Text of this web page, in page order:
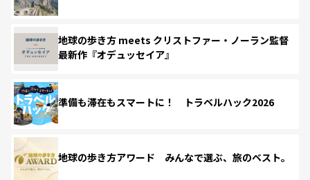
地球の歩き方 meets クリストファー・ノーラン監督
最新作『オデュッセイア』
準備も滞在もスマートに！ トラベルハック2026
地球の歩き方アワード みんなで選ぶ、旅のベスト。